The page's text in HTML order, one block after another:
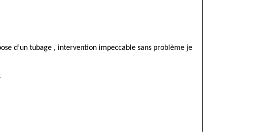
d’un tubage , intervention impeccable sans problème je